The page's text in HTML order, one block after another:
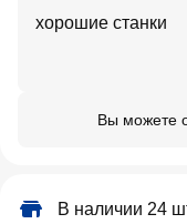
хорошие станки
Вы можете
В наличии 24